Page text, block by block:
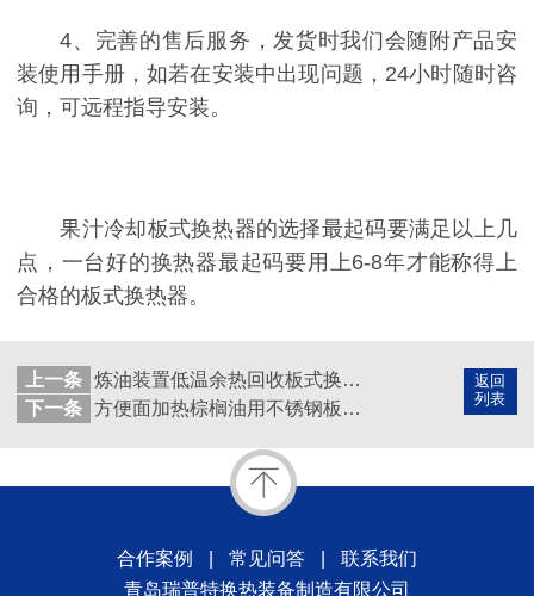
4、完善的售后服务，发货时我们会随附产品安
装使用手册，如若在安装中出现问题，24小时随时咨
询，可远程指导安装。
果汁冷却板式换热器的选择最起码要满足以上几
点，一台好的换热器最起码要用上6-8年才能称得上
合格的板式换热器。
返回
列表
上一条
炼油装置低温余热回收板式换热器代替管壳式换热器，效果良好（上）
下一条
方便面加热棕榈油用不锈钢板壳式换热器应用
合作案例 常见问答
联系我们
青岛瑞普特换热装备制造有限公司